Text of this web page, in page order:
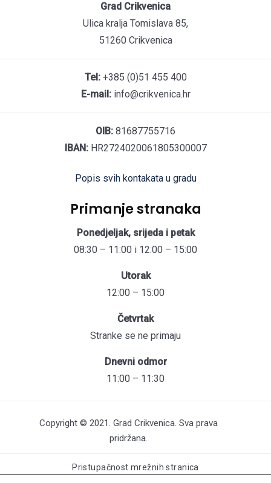
Grad Crikvenica
Ulica kralja Tomislava 85,
51260 Crikvenica
Tel:+385 (0)51 455 400
E-mail:info@crikvenica.hr
OIB: 81687755716
IBAN:HR2724020061805300007
Popis svih kontakata u gradu
Primanje stranaka
Ponedjeljak, srijeda i petak
08:30 – 11:00 i 12:00 – 15:00
Utorak
12:00 – 15:00
Četvrtak
Stranke se ne primaju
Dnevni odmor
11:00 – 11:30
Copyright © 2021. Grad Crikvenica. Sva prava
pridržana.
Pristupačnost mrežnih stranica